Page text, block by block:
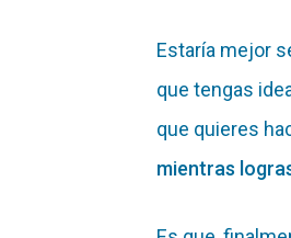
Estaría mejor
que tengas
que quieres
mientras